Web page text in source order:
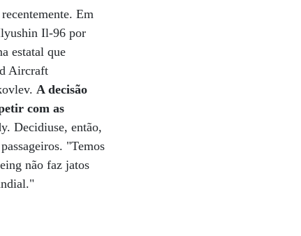
Em
Il-96 por
estatal que
Aircraft
A decisão
com as
Decidiuse, então,
"Temos
não faz jatos